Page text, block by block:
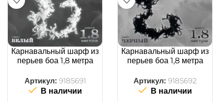
Карнавальный шарф из
перьев боа 1,8 метра
Артикул: 9185691
В наличии
Карнавальный шарф из
перьев боа 1,8 метра
Артикул: 9185692
В наличии